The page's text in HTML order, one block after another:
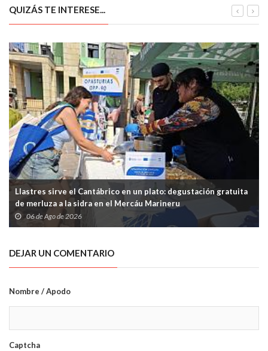
resolver una desaparición
QUIZÁS TE INTERESE...
Llastres sirve el Cantábrico en un plato: degustación gratuita
de merluza a la sidra en el Mercáu Marineru
06 de Ago de 2026
DEJAR UN COMENTARIO
Nombre / Apodo
Captcha